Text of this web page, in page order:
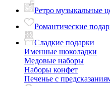
Ретро музыкальные
Романтические
Сладкие подарки
Именные шоколадки
Медовые наборы
Наборы конфет
Печенье с